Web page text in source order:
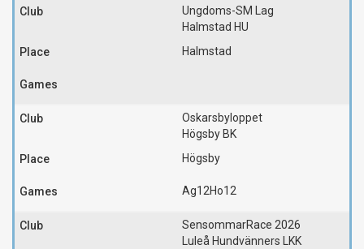
Ungdoms-SM Lag
Halmstad HU
Halmstad
Oskarsbyloppet
Högsby BK
Högsby
Ag12Ho12
SensommarRace 2026
Luleå Hundvänners LKK